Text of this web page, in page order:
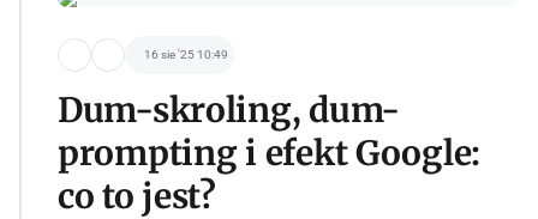
16 sie '25 10:49
Dum-skroling, dum-
prompting i efekt Google:
co to jest?